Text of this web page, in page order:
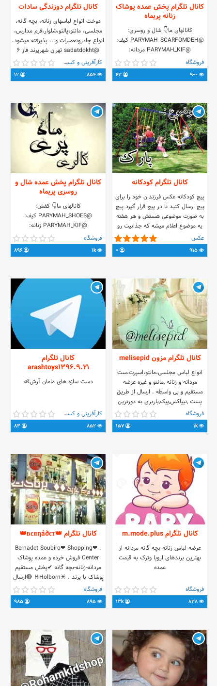
کانال تلگرام پخش عمده پوشاک
زنانه پریماه
کانالهای ما👇 شال و روسری:
@PARYMAH_SCARFOMDEH کیف:
@PARYMAH_KIF مردانه:
@PARYMAH_POOSHAKMARDANEH
بچگانه:
@PARYMAH_POOSHAKBACHEGANEH
لباس زیر مردانه:
@PARYMAH_LEBASZIR_MARDANEH
فروشگاه
کانال تلگرام دوزندگی سادات
دوخت انواع لباسهای زنانه، بچه گانه،
مجلسی، مانتو،پالتو،شلوار،فرم مدارس،
انواع چادروتعمیرات و... پذیرفته میشود.
@sadatdokht تهران شهرپرند فاز ۶
بلوارکوه نور بالاتراز مسجد مجتمع
توساربلوک۳۶واحد۵ تلفن:
09224797028 تلفن: 09903738375
کارآفرینی و کسب و کار
کانال تلگرام کودکانه
پیج کودکانه عکس فرزندان خود را برای
پیج ارسال کنید تا در پیج قرار گیرد پیج
به صورت موضوعی هستش و هر هفته
یه موضوع اعلام میشه که جذابیت رو
بلا برده
عکس
کانال تلگرام پخش عمده شال و
روسری پریماه
کانالهای ما👇 کفش:
@PARYMAH_SHOES کیف:
@PARYMAH_KIF زنانه:
@PARYMAH_POOSHAKZANANEH
مردانه:
@PARYMAH_POOSHAKMARDANEH
مدیر فروش: آقای موسوی شماره
@YAS_TUNES کانال رضایتمندی
مشتری:
فروشگاه
1k
کانال تلگرام مزون melisepid
انواع لباس مجلسی،مانتو،اسپرت،ست
مردانه و زنانه ,مانتو و غیره عرضه
مستقیم و بی واسطه . ارسال از طریق
پست ,تیپاکس,پیک,باربری به دورترین
نقاط ایران . اینجام👇 @zpm775449
شماره تماس در موارد ضروری
09213729236 کانال واریز و رضایت👇
http://sapp.ir/melisepid
فروشگاه
1k
کانال تلگرام
arashtoys1396.9.21
دست سازه های مامان آرش👶
کارآفرینی و کسب و کار
کانال تلگرام m.mode.plus
عرضه لباس زنانه بچه گانه مردانه از
بهترین برندهای اروپا وترک به قیمت
عمده
فروشگاه
13k
کانال تلگرام 👑вεяηả∂εт👑
. ❤Bernadet Soubiro❤ Shopping
Center فروش خرده و عمده پوشاک
مردانه-زنانه-بچه گانه ✔پخش مستقیم
پوشاک با برند . ♓Holborn♓ 🔴ارسال
به تمام نقاط ایران🔴
@mahdikarami75 📞09193874378
فروشگاه